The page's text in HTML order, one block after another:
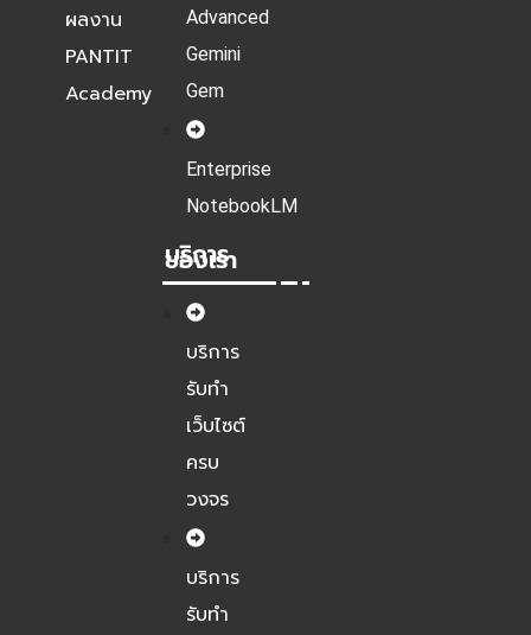
ผลงาน
PANTIT
Academy
Advanced
Gemini
Gem
Enterprise
NotebookLM
บริการ
ของเรา
บริการ
รับทำ
เว็บไซต์
ครบ
วงจร
บริการ
รับทำ